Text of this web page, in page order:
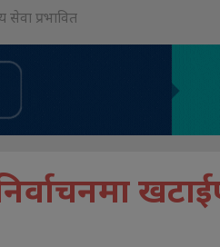
सेवा प्रभावित